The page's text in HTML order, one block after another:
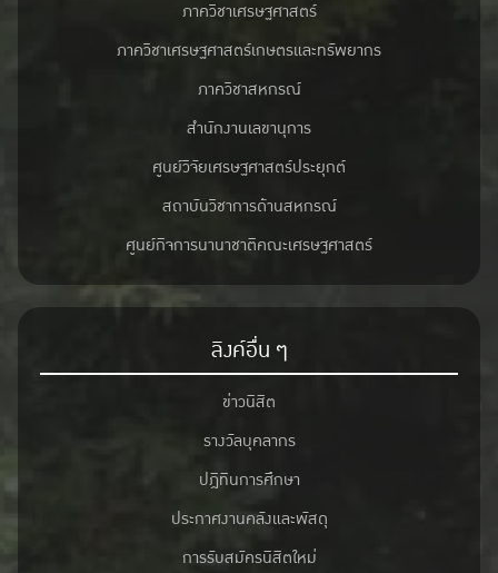
EC5504 ชั้น อาคาร 5 (อาคารปฏิบัติการ)
คณะเศรษฐศาสตร์ มหาวิทยาลัยเกษตรศาสตร์ สามารถสมัครออนไลน์
ได้ที่ลิงค์ https://forms.gle/azymMfjmPHhRTdgC7
ภาควิชาเศรษฐศาสตร์
ภาควิชาเศรษฐศาสตร์เกษตรและทรัพยากร
ภาควิชาสหกรณ์
สำนักงานเลขานุการ
ศูนย์วิจัยเศรษฐศาสตร์ประยุกต์
สถาบันวิชาการด้านสหกรณ์
ศูนย์กิจการนานาชาติคณะเศรษฐศาสตร์
ลิงค์อื่น ๆ
ข่าวนิสิต
รางวัลบุคลากร
ปฎิทินการศึกษา
ประกาศงานคลังและพัสดุ
การรับสมัครนิสิตใหม่